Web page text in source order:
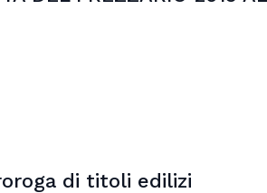
di titoli edilizi